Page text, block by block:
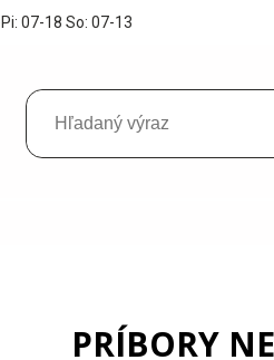
07-18 So: 07-13
PRÍBORY